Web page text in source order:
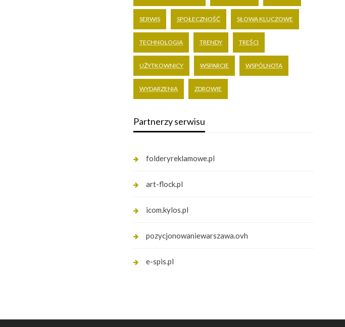
SERWIS SPOŁECZNOŚĆ SŁOWA KLUCZOWE
TECHNOLOGIA TRENDY TREŚCI
UŻYTKOWNICY WSPARCIE WSPÓLNOTA
WYDARZENIA ZDROWIE
Partnerzy serwisu
folderyreklamowe.pl
art-flock.pl
icom.kylos.pl
pozycjonowaniewarszawa.ovh
e-spis.pl